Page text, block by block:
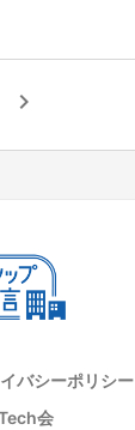
chevron_right
バシーポリシー
会